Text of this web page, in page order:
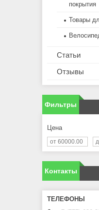
покрытия
Товары
Статьи
Отзывы
Фильтры
Цена
Контакты